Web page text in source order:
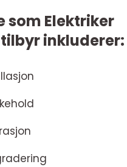
som Elektriker
inkluderer: